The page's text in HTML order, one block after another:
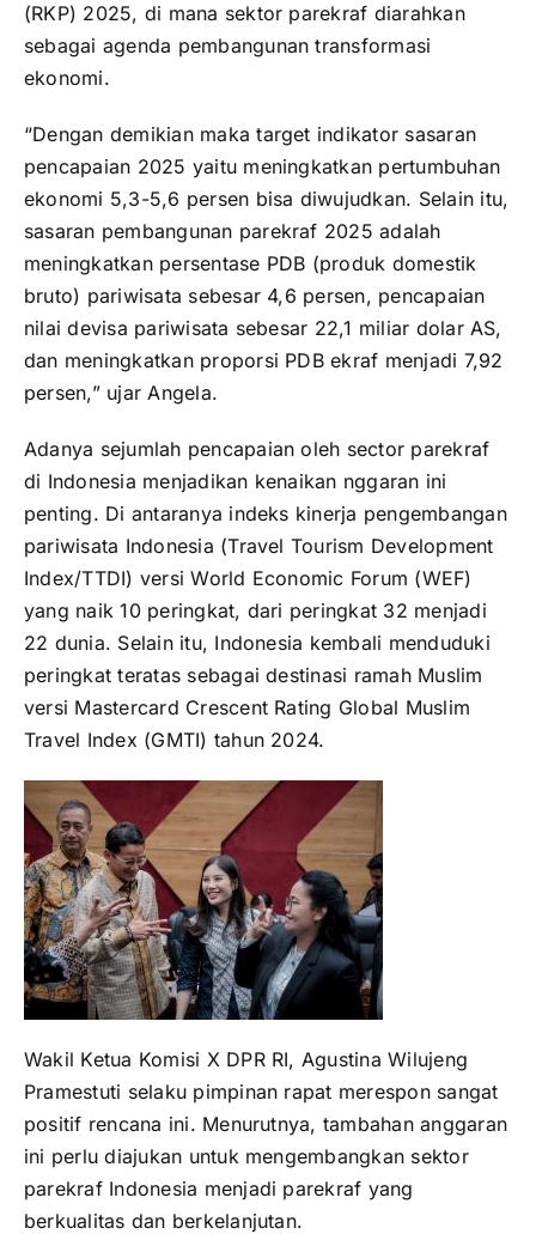
(RKP) 2025, di mana sektor parekraf diarahkan
sebagai agenda pembangunan transformasi
ekonomi.
“Dengan demikian maka target indikator sasaran
pencapaian 2025 yaitu meningkatkan pertumbuhan
ekonomi 5,3-5,6 persen bisa diwujudkan. Selain itu,
sasaran pembangunan parekraf 2025 adalah
meningkatkan persentase PDB (produk domestik
bruto) pariwisata sebesar 4,6 persen, pencapaian
nilai devisa pariwisata sebesar 22,1 miliar dolar AS,
dan meningkatkan proporsi PDB ekraf menjadi 7,92
persen,” ujar Angela.
Adanya sejumlah pencapaian oleh sector parekraf
di Indonesia menjadikan kenaikan nggaran ini
penting. Di antaranya indeks kinerja pengembangan
pariwisata Indonesia (Travel Tourism Development
Index/TTDI) versi World Economic Forum (WEF)
yang naik 10 peringkat, dari peringkat 32 menjadi
22 dunia. Selain itu, Indonesia kembali menduduki
peringkat teratas sebagai destinasi ramah Muslim
versi Mastercard Crescent Rating Global Muslim
Travel Index (GMTI) tahun 2024.
Wakil Ketua Komisi X DPR RI, Agustina Wilujeng
Pramestuti selaku pimpinan rapat merespon sangat
positif rencana ini. Menurutnya, tambahan anggaran
ini perlu diajukan untuk mengembangkan sektor
parekraf Indonesia menjadi parekraf yang
berkualitas dan berkelanjutan.